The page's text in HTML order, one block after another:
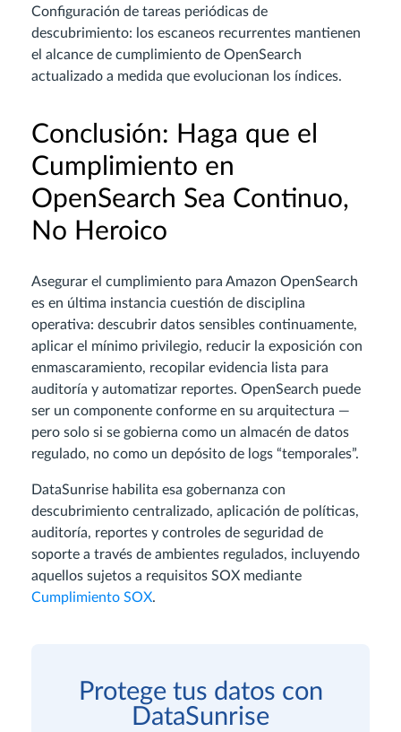
Configuración de tareas periódicas de
descubrimiento: los escaneos recurrentes mantienen
el alcance de cumplimiento de OpenSearch
actualizado a medida que evolucionan los índices.
Conclusión: Haga que el
Cumplimiento en
OpenSearch Sea Continuo,
No Heroico
Asegurar el cumplimiento para Amazon OpenSearch
es en última instancia cuestión de disciplina
operativa: descubrir datos sensibles continuamente,
aplicar el mínimo privilegio, reducir la exposición con
enmascaramiento, recopilar evidencia lista para
auditoría y automatizar reportes. OpenSearch puede
ser un componente conforme en su arquitectura —
pero solo si se gobierna como un almacén de datos
regulado, no como un depósito de logs “temporales”.
DataSunrise habilita esa gobernanza con
descubrimiento centralizado, aplicación de políticas,
auditoría, reportes y controles de seguridad de
soporte a través de ambientes regulados, incluyendo
aquellos sujetos a requisitos SOX mediante
Cumplimiento SOX.
Protege tus datos con
DataSunrise